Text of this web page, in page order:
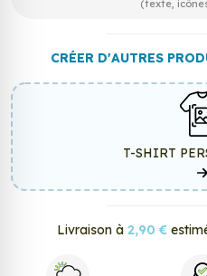
(texte,
CRÉER D'AUTRES
T-SHIRT
Livraison à 2,90 €